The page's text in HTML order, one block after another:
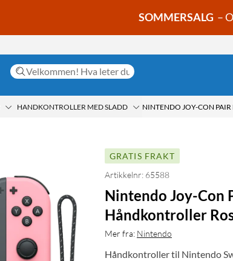
SOMMERSALG –
HANDKONTROLLER MED SLADD NINTENDO JOY-CON
GRATIS FRAKT
Artikkelnr: 65588
Nintendo Joy-Con
Håndkontroller
Mer fra: Nintendo
Håndkontroller til Nintendo